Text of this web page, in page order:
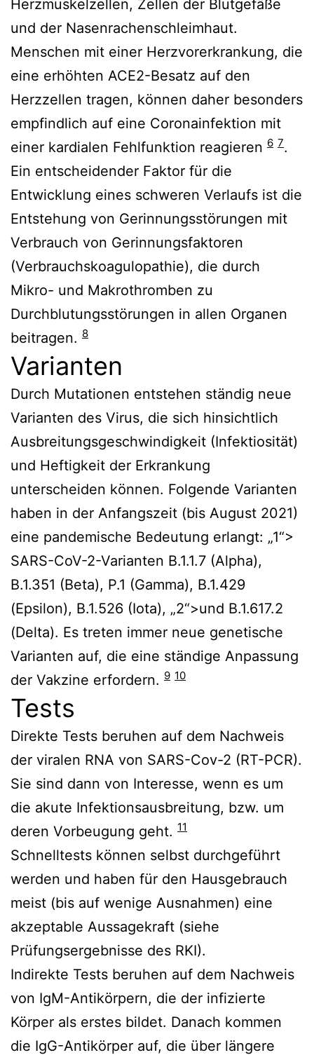
Herzmuskelzellen, Zellen der Blutgefäße
und der Nasenrachenschleimhaut.
Menschen mit einer Herzvorerkrankung, die
eine erhöhten ACE2-Besatz auf den
Herzzellen tragen, können daher besonders
empfindlich auf eine Coronainfektion mit
einer kardialen Fehlfunktion reagieren 6 7.
Ein entscheidender Faktor für die
Entwicklung eines schweren Verlaufs ist die
Entstehung von Gerinnungsstörungen mit
Verbrauch von Gerinnungsfaktoren
(Verbrauchskoagulopathie), die durch
Mikro- und Makrothromben zu
Durchblutungsstörungen in allen Organen
beitragen. 8
Varianten
Durch Mutationen entstehen ständig neue
Varianten des Virus, die sich hinsichtlich
Ausbreitungsgeschwindigkeit (Infektiosität)
und Heftigkeit der Erkrankung
unterscheiden können. Folgende Varianten
haben in der Anfangszeit (bis August 2021)
eine pandemische Bedeutung erlangt: „1“>
SARS-CoV-2-Varianten B.1.1.7 (Alpha),
B.1.351 (Beta), P.1 (Gamma), B.1.429
(Epsilon), B.1.526 (Iota), „2“>und B.1.617.2
(Delta). Es treten immer neue genetische
Varianten auf, die eine ständige Anpassung
der Vakzine erfordern. 9 10
Tests
Direkte Tests beruhen auf dem Nachweis
der viralen RNA von SARS-Cov-2 (RT-PCR).
Sie sind dann von Interesse, wenn es um
die akute Infektionsausbreitung, bzw. um
deren Vorbeugung geht. 11
Schnelltests können selbst durchgeführt
werden und haben für den Hausgebrauch
meist (bis auf wenige Ausnahmen) eine
akzeptable Aussagekraft (siehe
Prüfungsergebnisse des RKI).
Indirekte Tests beruhen auf dem Nachweis
von IgM-Antikörpern, die der infizierte
Körper als erstes bildet. Danach kommen
die IgG-Antikörper auf, die über längere